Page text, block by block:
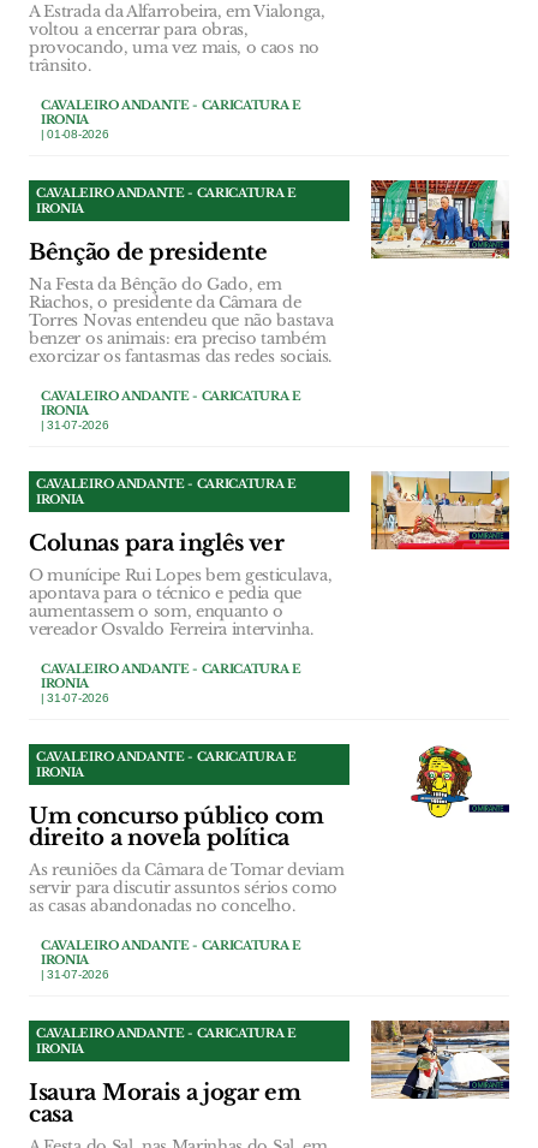
A Estrada da Alfarrobeira, em Vialonga,
voltou a encerrar para obras,
provocando, uma vez mais, o caos no
trânsito.
CAVALEIRO ANDANTE - CARICATURA E
IRONIA
| 01-08-2026
CAVALEIRO ANDANTE - CARICATURA E
IRONIA
Bênção de presidente
Na Festa da Bênção do Gado, em
Riachos, o presidente da Câmara de
Torres Novas entendeu que não bastava
benzer os animais: era preciso também
exorcizar os fantasmas das redes sociais.
CAVALEIRO ANDANTE - CARICATURA E
IRONIA
| 31-07-2026
CAVALEIRO ANDANTE - CARICATURA E
IRONIA
Colunas para inglês ver
O munícipe Rui Lopes bem gesticulava,
apontava para o técnico e pedia que
aumentassem o som, enquanto o
vereador Osvaldo Ferreira intervinha.
CAVALEIRO ANDANTE - CARICATURA E
IRONIA
| 31-07-2026
CAVALEIRO ANDANTE - CARICATURA E
IRONIA
Um concurso público com
direito a novela política
As reuniões da Câmara de Tomar deviam
servir para discutir assuntos sérios como
as casas abandonadas no concelho.
CAVALEIRO ANDANTE - CARICATURA E
IRONIA
| 31-07-2026
CAVALEIRO ANDANTE - CARICATURA E
IRONIA
Isaura Morais a jogar em
casa